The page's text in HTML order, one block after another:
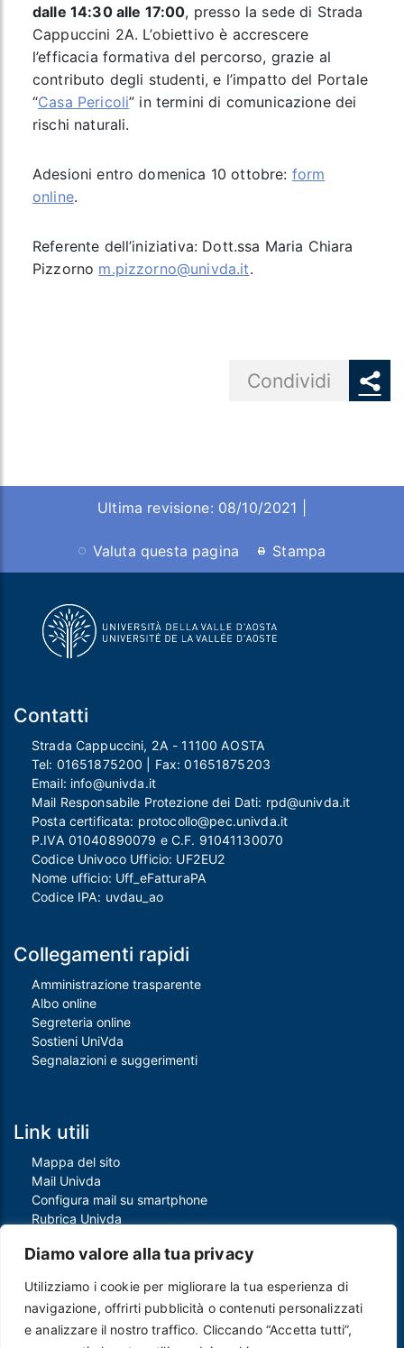
Diamo valore alla tua privacy
Utilizziamo i cookie per migliorare la tua esperienza di
navigazione, offrirti pubblicità o contenuti personalizzati
e analizzare il nostro traffico. Cliccando “Accetta tutti”,
dalle 14:30 alle 17:00, presso la sede di Strada
Cappuccini 2A. L’obiettivo è accrescere
l’efficacia formativa del percorso, grazie al
contributo degli studenti, e l’impatto del Portale
“Casa Pericoli” in termini di comunicazione dei
rischi naturali.
Adesioni entro domenica 10 ottobre: form
online.
Referente dell’iniziativa: Dott.ssa Maria Chiara
Pizzorno m.pizzorno@univda.it.
Condividi
Ultima revisione: 08/10/2021 |
Valuta questa pagina Stampa
Contatti
Strada Cappuccini, 2A - 11100 AOSTA
Tel: 01651875200 | Fax:01651875203
Email: info@univda.it
Mail Responsabile Protezione dei Dati: rpd@univda.it
Posta certificata: protocollo@pec.univda.it
P.IVA 01040890079 e C.F. 91041130070
Codice Univoco Ufficio: UF2EU2
Nome ufficio: Uff_eFatturaPA
Codice IPA: uvdau_ao
Collegamenti rapidi
Amministrazione trasparente
Albo online
Segreteria online
Sostieni UniVda
Segnalazioni e suggerimenti
Link utili
Mappa del sito
Mail Univda
Configura mail su smartphone
Rubrica Univda
Piè di pagina
Crediti
Note legali